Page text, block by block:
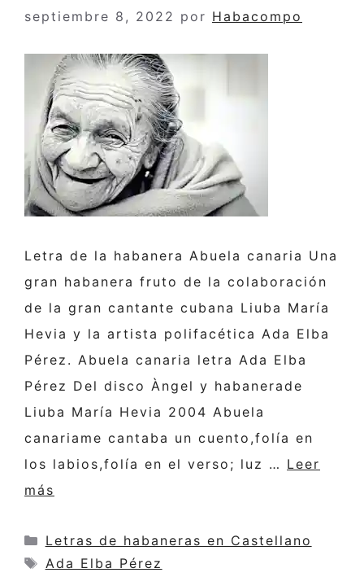
septiembre 8, 2022 por Habacompo
Letra de la habanera Abuela canaria Una
gran habanera fruto de la colaboración
de la gran cantante cubana Liuba María
Hevia y la artista polifacética Ada Elba
Pérez. Abuela canaria letra Ada Elba
Pérez Del disco Àngel y habanerade
Liuba María Hevia 2004 Abuela
canariame cantaba un cuento,folía en
los labios,folía en el verso; luz … Leer
más
Categorías
Letras de habaneras en Castellano
Etiquetas
Ada Elba Pérez